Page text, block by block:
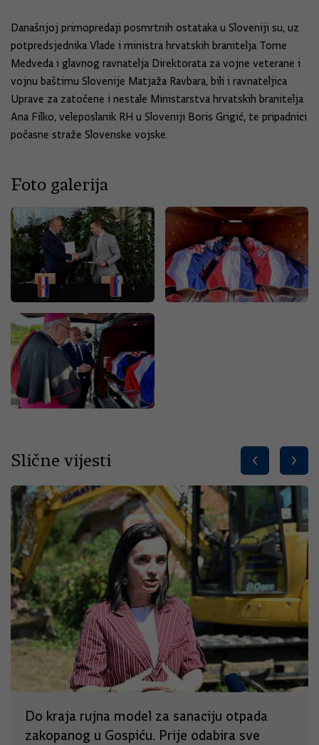
Današnjoj primopredaji posmrtnih ostataka u Sloveniji su, uz
potpredsjednika Vlade i ministra hrvatskih branitelja Tome
Medveda i glavnog ravnatelja Direktorata za vojne veterane i
vojnu baštimu Slovenije Matjaža Ravbara, bili i ravnateljica
Uprave za zatočene i nestale Ministarstva hrvatskih branitelja
Ana Filko, veleposlanik RH u Sloveniji Boris Grigić, te pripadnici
počasne straže Slovenske vojske.
Foto galerija
Slične vijesti
Do kraja rujna model za sanaciju otpada
zakopanog u Gospiću. Prije odabira sve